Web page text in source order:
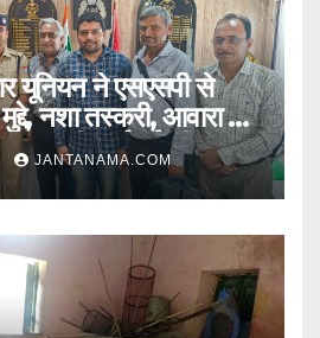
यूनियन ने एसएसपी से
नशा तस्करी, आवारा पशु
पर की कार्रवाई की मांग
JANTANAMA.COM